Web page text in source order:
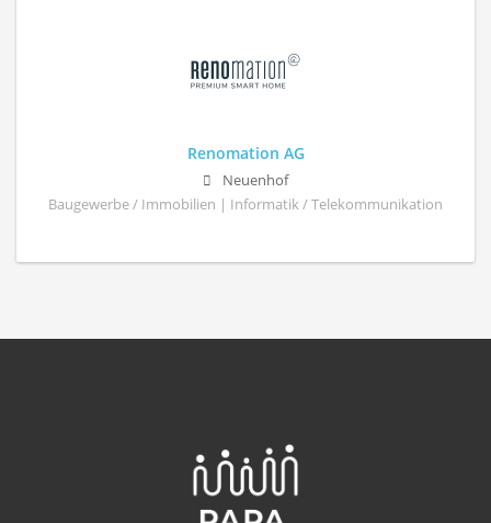
Renomation AG
Neuenhof
Baugewerbe / Immobilien | Informatik / Telekommunikation